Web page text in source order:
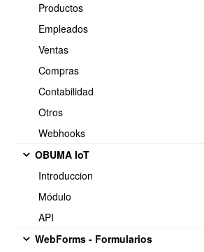
Productos
Empleados
Ventas
Compras
Contabilidad
Otros
Webhooks
OBUMA IoT
Introduccion
Módulo
API
WebForms - FormulariosProvidencia - Santiago